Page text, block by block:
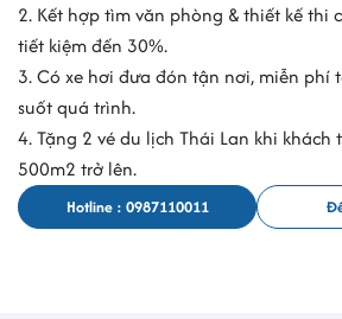
2. Kết hợp tìm văn phòng & thiết kế thi
tiết kiệm đến 30%.
3. Có xe hơi đưa đón tận nơi, miễn phí
suốt quá trình.
4. Tặng 2 vé du lịch Thái Lan khi
500m2 trở lên.
Hotline : 0987110011